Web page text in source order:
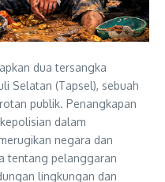
dua tersangka
Selatan (Tapsel), sebuah
publik. Penangkapan
dalam
negara dan
tentang pelanggaran
lingkungan dan